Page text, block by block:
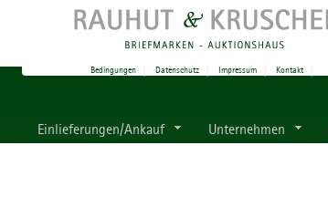
Bedingungen| Datenschutz| Impressum| Kontakt|
Einlieferungen/Ankauf Unternehmen